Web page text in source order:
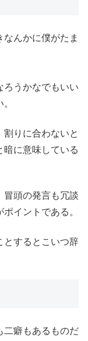
んかに僕がたま
ろうかなでもいい
りに合わないと
暗に意味している
冒頭の発言も冗談
イントである。
とするとこいつ辞
二癖もあるものだ